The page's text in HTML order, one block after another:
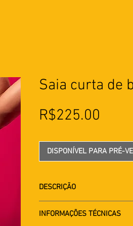
Saia curta de
R$225.00
DISPONÍVEL PARA PRÉ-
DESCRIÇÃO
Saia com botões frontais,
laterais. Peça produzida
INFORMAÇÕES TÉCNICAS